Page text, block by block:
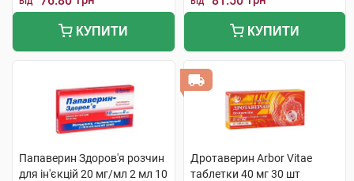
КУПИТИ КУПИТИ
Папаверин Здоров'я розчин
для ін'єкцій 20 мг/мл 2 мл 10
Дротаверин Arbor Vitae
таблетки 40 мг 30 шт